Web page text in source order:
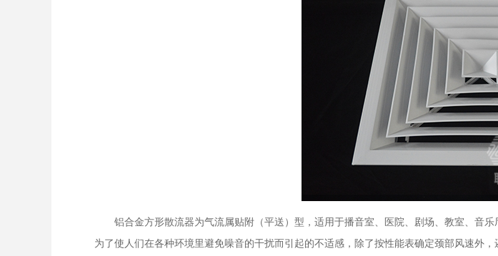
铝合金方形散流器为气流属贴附（平送）型，适用于播音室、医院、剧场、教室、音乐
为了使人们在各种环境里避免噪音的干扰而引起的不适感，除了按性能表确定颈部风速外，